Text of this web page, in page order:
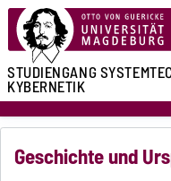
STUDIENGANG
KYBERNETIK
Geschichte und